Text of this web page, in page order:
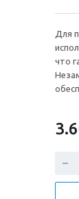
Для
что